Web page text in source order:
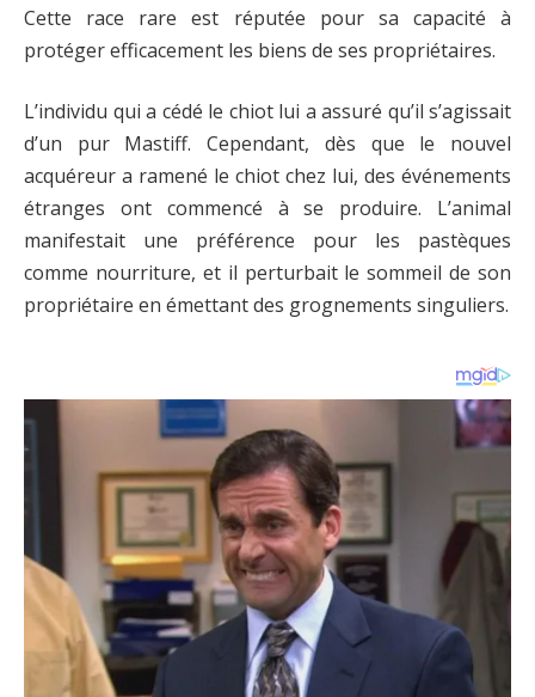
Cette race rare est réputée pour sa capacité à
protéger efficacement les biens de ses propriétaires.
L’individu qui a cédé le chiot lui a assuré qu’il s’agissait
d’un pur Mastiff. Cependant, dès que le nouvel
acquéreur a ramené le chiot chez lui, des événements
étranges ont commencé à se produire. L’animal
manifestait une préférence pour les pastèques
comme nourriture, et il perturbait le sommeil de son
propriétaire en émettant des grognements singuliers.